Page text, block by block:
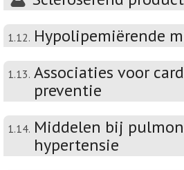
1.12. Hypolipemiërende
1.13. Associaties voor
preventie
1.14. Middelen bij
hypertensie